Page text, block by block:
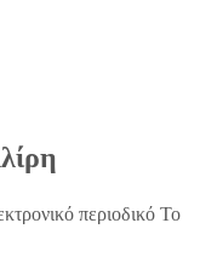
περιοδικό Το